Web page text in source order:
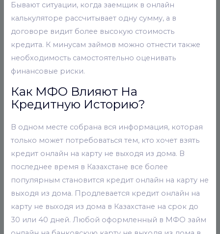
Бывают ситуации, когда заемщик в онлайн
калькуляторе рассчитывает одну сумму, а в
договоре видит более высокую стоимость
кредита. К минусам займов можно отнести также
необходимость самостоятельно оценивать
финансовые риски.
Как МФО Влияют На
Кредитную Историю?
В одном месте собрана вся информация, которая
только может потребоваться тем, кто хочет взять
кредит онлайн на карту не выходя из дома. В
последнее время в Казахстане все более
популярным становится кредит онлайн на карту не
выходя из дома. Продлевается кредит онлайн на
карту не выходя из дома в Казахстане на срок до
30 или 40 дней. Любой оформленный в МФО займ